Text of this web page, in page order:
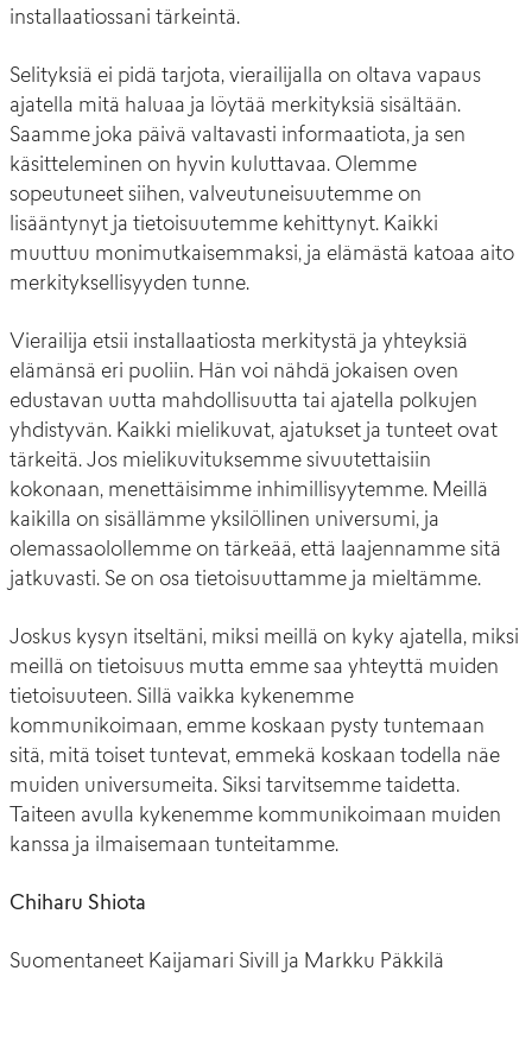
installaatiossani tärkeintä.
Selityksiä ei pidä tarjota, vierailijalla on oltava vapaus
ajatella mitä haluaa ja löytää merkityksiä sisältään.
Saamme joka päivä valtavasti informaatiota, ja sen
käsitteleminen on hyvin kuluttavaa. Olemme
sopeutuneet siihen, valveutuneisuutemme on
lisääntynyt ja tietoisuutemme kehittynyt. Kaikki
muuttuu monimutkaisemmaksi, ja elämästä katoaa aito
merkityksellisyyden tunne.
Vierailija etsii installaatiosta merkitystä ja yhteyksiä
elämänsä eri puoliin. Hän voi nähdä jokaisen oven
edustavan uutta mahdollisuutta tai ajatella polkujen
yhdistyvän. Kaikki mielikuvat, ajatukset ja tunteet ovat
tärkeitä. Jos mielikuvituksemme sivuutettaisiin
kokonaan, menettäisimme inhimillisyytemme. Meillä
kaikilla on sisällämme yksilöllinen universumi, ja
olemassaolollemme on tärkeää, että laajennamme sitä
jatkuvasti. Se on osa tietoisuuttamme ja mieltämme.
Joskus kysyn itseltäni, miksi meillä on kyky ajatella, miksi
meillä on tietoisuus mutta emme saa yhteyttä muiden
tietoisuuteen. Sillä vaikka kykenemme
kommunikoimaan, emme koskaan pysty tuntemaan
sitä, mitä toiset tuntevat, emmekä koskaan todella näe
muiden universumeita. Siksi tarvitsemme taidetta.
Taiteen avulla kykenemme kommunikoimaan muiden
kanssa ja ilmaisemaan tunteitamme.
Chiharu Shiota
Suomentaneet Kaijamari Sivill ja Markku Päkkilä